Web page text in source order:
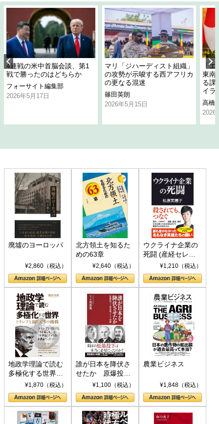
4連戦の米中首脳会談、第1
戦で勝ったのはどちらか
フォーサイト編集部
2026年5月17日
マリ「ジハーディスト組織」
の攻勢が示唆する西アフリカ
の更なる混迷
篠田英朗
2026年5月15日
「
東南
る課
イラ
高橋
2026
廃墟のヨーロッパ
¥2,860（税込）
北方領土を知るた
めの63章
¥2,640（税込）
ウクライナ企業の
死闘 (産経セレク
ト S 039)¥1,210（税込）
地政学理論で読む
多極化する世界：
トランプとBRICS
の挑戦
¥1,870（税込）
誰が日本を降伏さ
せたか 原爆投
下、ソ連参戦、そ
して聖断 (PHP新
書)
¥1,100（税込）
農業ビジネス
¥1,848（税込）